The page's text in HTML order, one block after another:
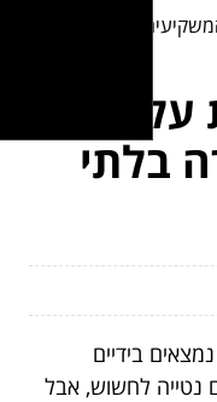
בצורה בלתי
קופת
בלתי
בידיים
נטייה לחשוש, אבל